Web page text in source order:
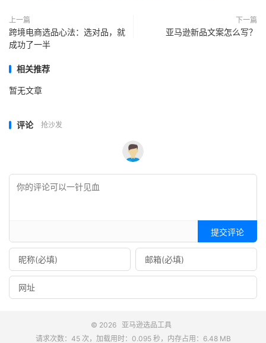
上一篇
跨境电商选品心法：选对品，就
成功了一半
下一篇
亚马逊新品文案怎么写？
相关推荐
暂无文章
评论 抢沙发
提交评论
© 2026 亚马逊选品工具
请求次数：45 次，加载用时：0.095 秒，内存占用：6.48 MB